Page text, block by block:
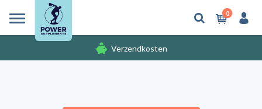
0
Verzendkosten